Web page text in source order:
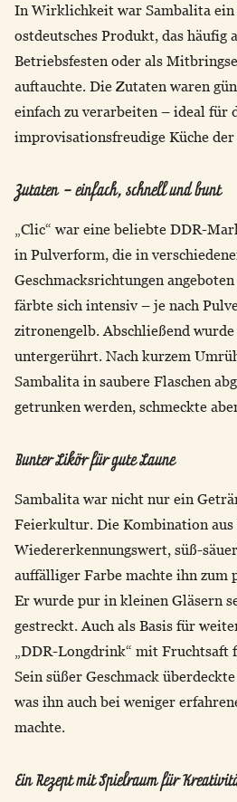
In Wirklichkeit war Sambalita ein
ostdeutsches Produkt, das häufig
Betriebsfesten oder als
auftauchte. Die Zutaten waren
einfach zu verarbeiten – ideal für
improvisationsfreudige Küche der
Zutaten – einfach, schnell und bunt
„Clic“ war eine beliebte DDR-
in Pulverform, die in
Geschmacksrichtungen
färbte sich intensiv – je nach
zitronengelb. Abschließend
untergerührt. Nach kurzem
Sambalita in saubere Flaschen
getrunken werden, schmeckte
Bunter Likör für gute Laune
Sambalita war nicht nur ein
Feierkultur. Die Kombination aus
Wiedererkennungswert, süß-
auffälliger Farbe machte ihn zum
Er wurde pur in kleinen Gläsern
gestreckt. Auch als Basis für
„DDR-Longdrink“ mit Fruchtsaft
Sein süßer Geschmack
was ihn auch bei weniger
machte.
Ein Rezept mit Spielraum für